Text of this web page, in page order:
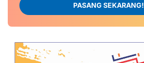
PASANG SEKARANG!